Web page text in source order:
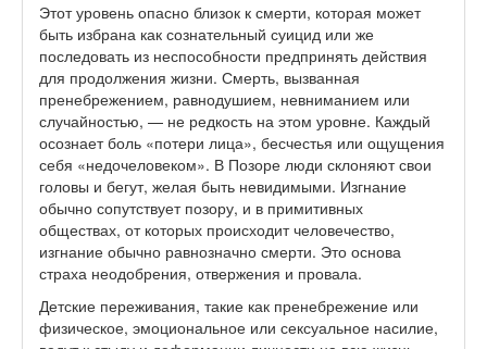
Этот уровень опасно близок к смерти, которая может
быть избрана как сознательный суицид или же
последовать из неспособности предпринять действия
для продолжения жизни. Смерть, вызванная
пренебрежением, равнодушием, невниманием или
случайностью, — не редкость на этом уровне. Каждый
осознает боль «потери лица», бесчестья или ощущения
себя «недочеловеком». В Позоре люди склоняют свои
головы и бегут, желая быть невидимыми. Изгнание
обычно сопутствует позору, и в примитивных
обществах, от которых происходит человечество,
изгнание обычно равнозначно смерти. Это основа
страха неодобрения, отвержения и провала.
Детские переживания, такие как пренебрежение или
физическое, эмоциональное или сексуальное насилие,